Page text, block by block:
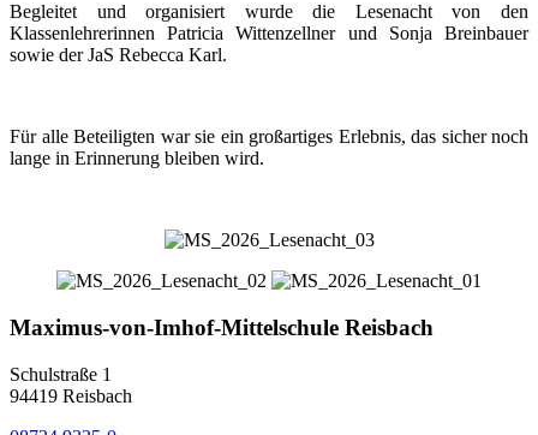
Begleitet und organisiert wurde die Lesenacht von den
Klassenlehrerinnen Patricia Wittenzellner und Sonja Breinbauer
sowie der JaS Rebecca Karl.
Für alle Beteiligten war sie ein großartiges Erlebnis, das sicher noch
lange in Erinnerung bleiben wird.
Maximus-von-Imhof-Mittelschule Reisbach
Schulstraße 1
94419 Reisbach